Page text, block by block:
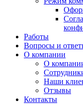
Работы
Вопросы и
О компании
О
Наши
Отзывы
Контакты